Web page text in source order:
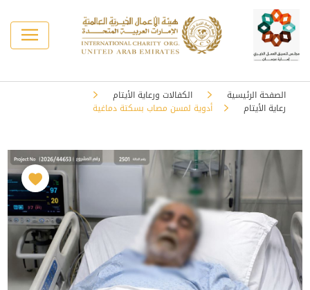
الصفحة الرئيسية
الكفالات ورعاية الأيتام
رعاية الأيتام
أدوية لمسن مصاب بسكتة دماغية